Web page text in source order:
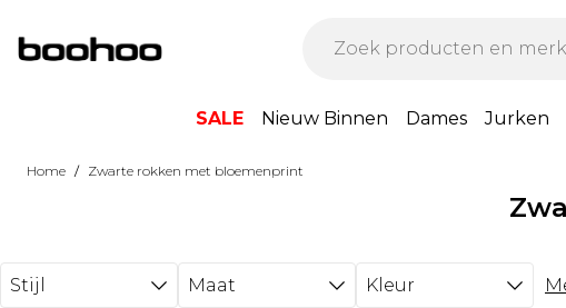
SALE Nieuw Binnen Dames Jurken
Home / Zwarte rokken met bloemenprint
Stijl Maat Kleur